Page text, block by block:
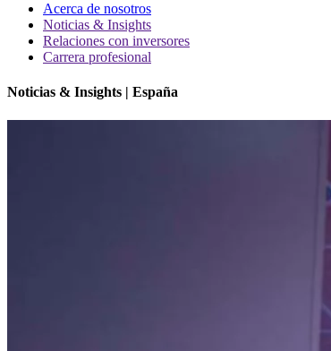
Acerca de nosotros
Noticias & Insights
Relaciones con inversores
Carrera profesional
Noticias & Insights | España